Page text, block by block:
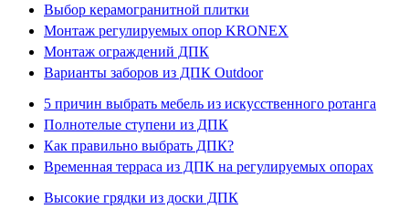
Выбор керамогранитной плитки
Монтаж регулируемых опор KRONEX
Монтаж ограждений ДПК
Варианты заборов из ДПК Outdoor
5 причин выбрать мебель из искусственного ротанга
Полнотелые ступени из ДПК
Как правильно выбрать ДПК?
Временная терраса из ДПК на регулируемых опорах
Высокие грядки из доски ДПК